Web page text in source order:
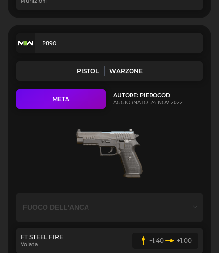
P890
PISTOL WARZONE
META AUTORE: PIEROCOD
AGGIORNATO: 24 NOV 2022
FT STEEL FIRE
Volata +1.40 +1.00